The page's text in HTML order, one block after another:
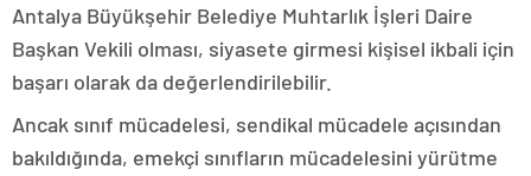
Antalya Büyükşehir Belediye Muhtarlık İşleri Daire
Başkan Vekili olması, siyasete girmesi kişisel ikbali için
başarı olarak da değerlendirilebilir.
Ancak sınıf mücadelesi, sendikal mücadele açısından
bakıldığında, emekçi sınıfların mücadelesini yürütme